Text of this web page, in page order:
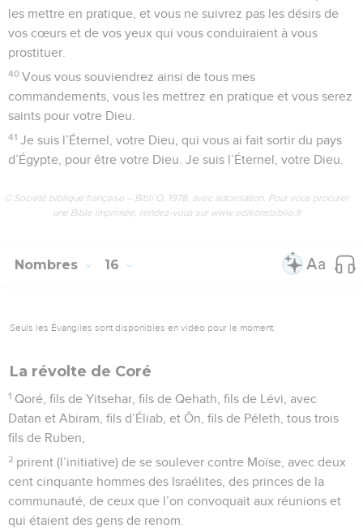
les mettre en pratique, et vous ne suivrez pas les désirs de
vos cœurs et de vos yeux qui vous conduiraient à vous
prostituer.
40 Vous vous souviendrez ainsi de tous mes
commandements, vous les mettrez en pratique et vous serez
saints pour votre Dieu.
41 Je suis l’Éternel, votre Dieu, qui vous ai fait sortir du pays
d’Égypte, pour être votre Dieu. Je suis l’Éternel, votre Dieu.
© Société biblique française – Bibli’O, 1978, avec autorisation. Pour vous procurer
une Bible imprimée, rendez-vous sur www.editionsbiblio.fr
Nombres 16
Seuls les Évangiles sont disponibles en vidéo pour le moment.
La révolte de Coré
1 Qoré, fils de Yitsehar, fils de Qehath, fils de Lévi, avec
Datan et Abiram, fils d’Éliab, et Ôn, fils de Péleth, tous trois
fils de Ruben,
2 prirent (l’initiative) de se soulever contre Moïse, avec deux
cent cinquante hommes des Israélites, des princes de la
communauté, de ceux que l’on convoquait aux réunions et
qui étaient des gens de renom.